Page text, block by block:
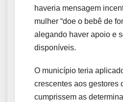
haveria mensagem
mulher “doe o bebê de
alegando haver apoio e
disponíveis.
O município teria
crescentes aos gestores
cumprissem as